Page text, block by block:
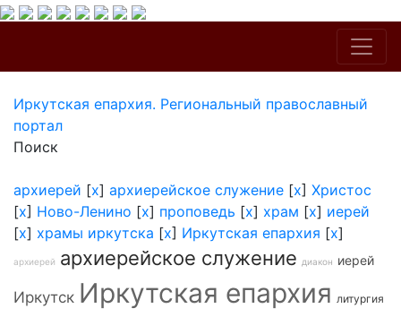
Иркутская епархия. Региональный православный
портал
Поиск
архиерей [x] архиерейское служение [x] Христос
[x] Ново-Ленино [x] проповедь [x] храм [x] иерей
[x] храмы иркутска [x] Иркутская епархия [x]
архиерей архиерейское служение диакон иерей
Иркутск Иркутская епархия литургия